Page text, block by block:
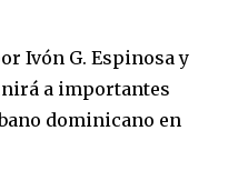
Ivón G. Espinosa y
a importantes
dominicano en